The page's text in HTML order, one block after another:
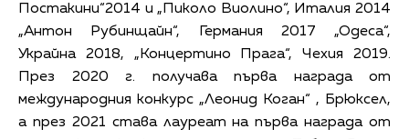
Постакини“2014 и „Пиколо Виолино“, Италия 2014
„Антон Рубинщайн“, Германия 2017 „Одеса“,
Украйна 2018, „Концертино Прага“, Чехия 2019.
През 2020 г. получава първа награда от
международния конкурс „Леонид Коган“ , Брюксел,
а през 2021 става лауреат на първа награда от